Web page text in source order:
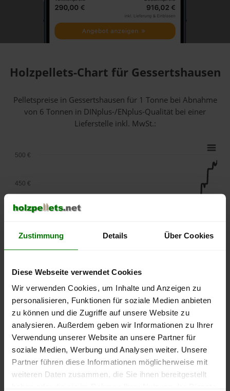
Zustimmung Details Über Cookies
Diese Webseite verwendet Cookies
Wir verwenden Cookies, um Inhalte und Anzeigen zu
personalisieren, Funktionen für soziale Medien anbieten
zu können und die Zugriffe auf unsere Website zu
analysieren. Außerdem geben wir Informationen zu Ihrer
Verwendung unserer Website an unsere Partner für
soziale Medien, Werbung und Analysen weiter. Unsere
Partner führen diese Informationen möglicherweise mit
weiteren Daten zusammen, die Sie ihnen bereitgestellt
Holzpellets-Chart für Gessertshausen
Pelletspreise in Gessertshausen für 1 Tonne bei Abnahme
von 6 Tonnen in DINplus-/ENplus-Qualität bei einer
Lieferstelle inkl. MwSt.:
lose Ware Sackware
September
2025
Januar
2026
Mai
2026
300 €
350 €
400 €
450 €
500 €
Die aktuelle Preisentwicklung für Holzpellets in Deutschland
können Sie jederzeit auf unsererPelletspreise-Seite
nachvollziehen.